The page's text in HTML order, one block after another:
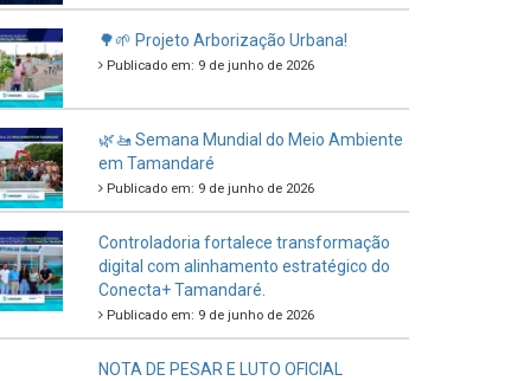
🌳🌱 Projeto Arborização Urbana!
Publicado em: 9 de junho de 2026
🌿🚤 Semana Mundial do Meio Ambiente
em Tamandaré
Publicado em: 9 de junho de 2026
Controladoria fortalece transformação
digital com alinhamento estratégico do
Conecta+ Tamandaré.
Publicado em: 9 de junho de 2026
NOTA DE PESAR E LUTO OFICIAL